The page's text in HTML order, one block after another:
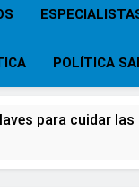
POLÍTICA
para cuidar